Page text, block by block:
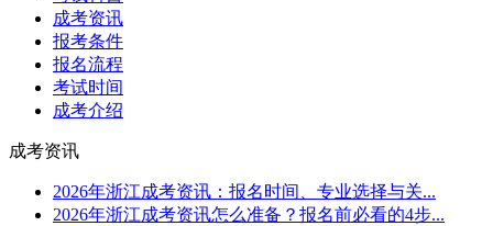
成考资讯
报考条件
报名流程
考试时间
成考介绍
成考资讯
2026年浙江成考资讯：报名时间、专业选择与关...
2026年浙江成考资讯怎么准备？报名前必看的4步...